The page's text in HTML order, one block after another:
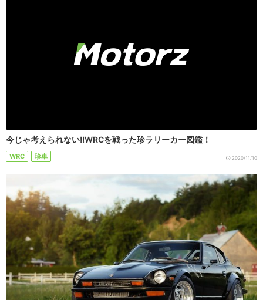
今じゃ考えられない!!WRCを戦った珍ラリーカー図鑑！
WRC 珍車 2020/11/10